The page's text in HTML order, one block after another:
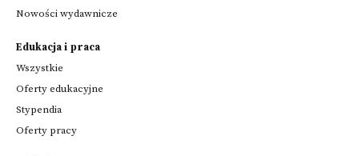
Nowości wydawnicze
Edukacja i praca
Wszystkie
Oferty edukacyjne
Stypendia
Oferty pracy